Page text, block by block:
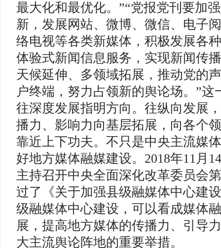
最大化和最优化。”“党报党刊要加
新，发展网站、微博、微信、电子
络电视等各类新媒体，积极发展各
体验式新闻信息服务，实现新闻传
天候延伸、多领域拓展，推动党的
户终端，努力占领新的舆论场。”这
往深度发展指明方向。往纵向发展
播力、影响力向基层拓展，向各个
靠近上下功夫。不只是中央主流媒
好地方媒体融媒建设。2018年11月
主持召开中央全面深化改革委员会
过了《关于加强县级融媒体中心建
级融媒体中心建设，可以看成媒体
展，提高地方媒体的传播力、引导
大主流舆论阵地的重要举措。